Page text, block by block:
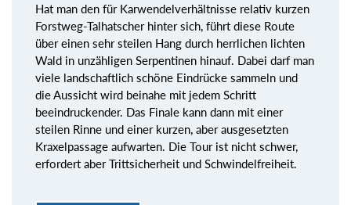
Hat man den für Karwendelverhältnisse relativ kurzen
Forstweg-Talhatscher hinter sich, führt diese Route
über einen sehr steilen Hang durch herrlichen lichten
Wald in unzähligen Serpentinen hinauf. Dabei darf man
viele landschaftlich schöne Eindrücke sammeln und
die Aussicht wird beinahe mit jedem Schritt
beeindruckender. Das Finale kann dann mit einer
steilen Rinne und einer kurzen, aber ausgesetzten
Kraxelpassage aufwarten. Die Tour ist nicht schwer,
erfordert aber Trittsicherheit und Schwindelfreiheit.